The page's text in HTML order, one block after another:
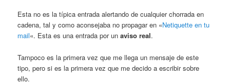
Esta no es la típica entrada alertando de cualquier chorrada en
cadena, tal y como aconsejaba no propagar en «Netiquette en tu
mail«. Esta es una entrada por unaviso real.
Tampoco es la primera vez que me llega un mensaje de este
tipo, pero si es la primera vez que me decido a escribir sobre
ello.